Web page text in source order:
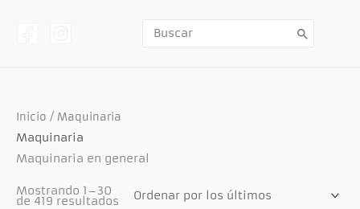
Buscar
por:
Inicio / Maquinaria
Maquinaria
Maquinaria en general
Mostrando 1–30
de 419 resultados Ordenado